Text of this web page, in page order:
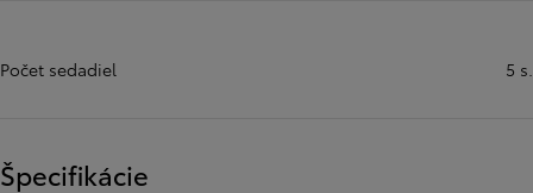
Počet sedadiel 5 s.
Špecifikácie